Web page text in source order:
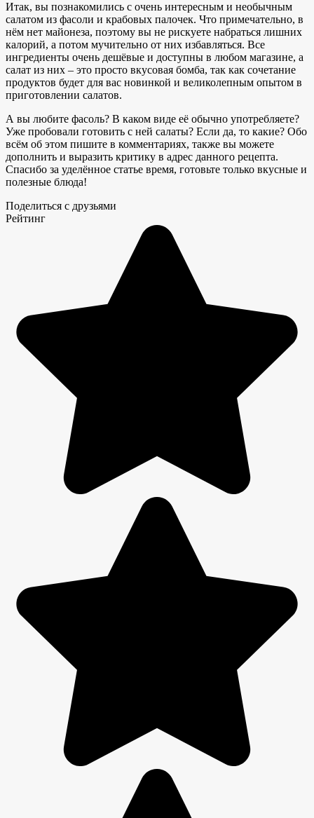
Итак, вы познакомились с очень интересным и необычным
салатом из фасоли и крабовых палочек. Что примечательно, в
нём нет майонеза, поэтому вы не рискуете набраться лишних
калорий, а потом мучительно от них избавляться. Все
ингредиенты очень дешёвые и доступны в любом магазине, а
салат из них – это просто вкусовая бомба, так как сочетание
продуктов будет для вас новинкой и великолепным опытом в
приготовлении салатов.
А вы любите фасоль? В каком виде её обычно употребляете?
Уже пробовали готовить с ней салаты? Если да, то какие? Обо
всём об этом пишите в комментариях, также вы можете
дополнить и выразить критику в адрес данного рецепта.
Спасибо за уделённое статье время, готовьте только вкусные и
полезные блюда!
Поделиться с друзьями
Рейтинг